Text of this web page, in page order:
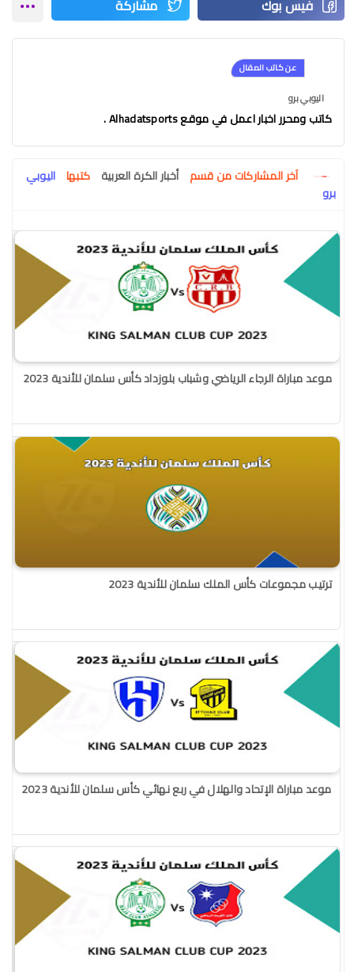
عن كاتب المقال
اليوبي برو
كاتب ومحرر اخبار اعمل في موقع Alhadatsports .
آخر المشاركات من قسم أخبار الكرة العربية كتبها اليوبي
برو
موعد مباراة الرجاء الرياضي وشباب بلوزداد كأس سلمان للأندية 2023
ترتيب مجموعات كأس الملك سلمان للأندية 2023
موعد مباراة الإتحاد والهلال في ربع نهائي كأس سلمان للأندية 2023